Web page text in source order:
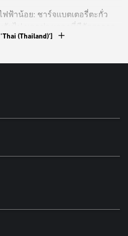
ฟฟ้าน้อย: ชาร์จแบตเตอรี่ตะกั่ว
บไป นอกช่วงเวลาที่มีอัตราการ
าร์จผ่านเครื่องชาร์จความถี่สูง
พื้นฐานเก่า
นจำหน่าย Yale ในพื้นที่ หรือส่ง
เพื่อเรียนรู้เพิ่มเติมว่า
เคลื่อนจะช่วยคุณปรับปรุงการ
รึกษา
(Thailand)']